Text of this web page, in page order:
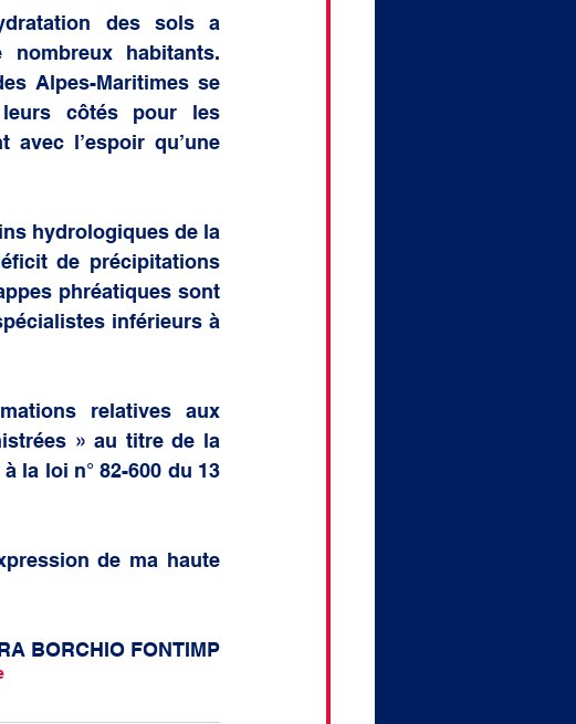
des sols a
habitants.
Alpes-Maritimes se
côtés pour les
avec l’espoir qu’une
hydrologiques de la
de précipitations
phréatiques sont
inférieurs à
relatives aux
» au titre de la
la loi n° 82-600 du 13
de ma haute
BORCHIO FONTIMP